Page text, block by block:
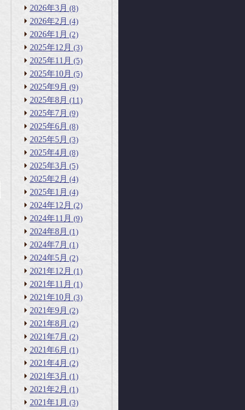
2026年3月 (8)
2026年2月 (4)
2026年1月 (2)
2025年12月 (3)
2025年11月 (5)
2025年10月 (5)
2025年9月 (9)
2025年8月 (11)
2025年7月 (9)
2025年6月 (8)
2025年5月 (3)
2025年4月 (8)
2025年3月 (5)
2025年2月 (4)
2025年1月 (4)
2024年12月 (2)
2024年11月 (9)
2024年8月 (1)
2024年7月 (1)
2024年5月 (2)
2021年12月 (1)
2021年11月 (1)
2021年10月 (3)
2021年9月 (2)
2021年8月 (2)
2021年7月 (2)
2021年6月 (1)
2021年4月 (2)
2021年3月 (1)
2021年2月 (1)
2021年1月 (3)